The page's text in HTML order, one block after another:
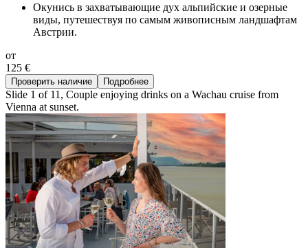
Окунись в захватывающие дух альпийские и озерные
виды, путешествуя по самым живописным ландшафтам
Австрии.
от
125 €
Проверить наличие Подробнее
Slide 1 of 11, Couple enjoying drinks on a Wachau cruise from
Vienna at sunset.